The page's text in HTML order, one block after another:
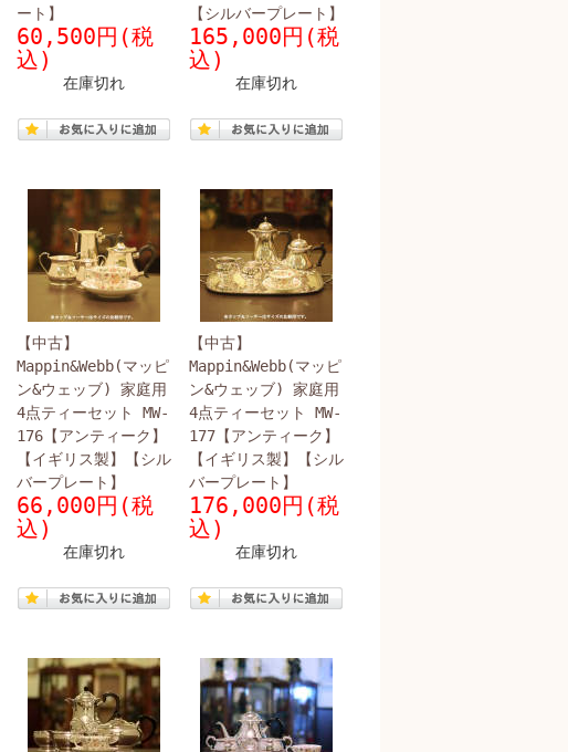
ート】
60,500円(税
込)
在庫切れ
【シルバープレート】
165,000円(税
込)
在庫切れ
【中古】
Mappin&Webb(マッピ
ン&ウェッブ) 家庭用
4点ティーセット MW-
176【アンティーク】
【イギリス製】【シル
バープレート】
66,000円(税
込)
在庫切れ
【中古】
Mappin&Webb(マッピ
ン&ウェッブ) 家庭用
4点ティーセット MW-
177【アンティーク】
【イギリス製】【シル
バープレート】
176,000円(税
込)
在庫切れ